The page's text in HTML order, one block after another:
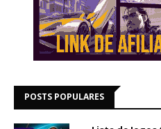
POSTS POPULARES